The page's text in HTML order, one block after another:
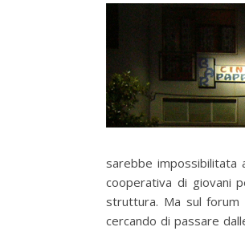
sarebbe impossibilitata
cooperativa di giovani
struttura. Ma sul forum
cercando di passare